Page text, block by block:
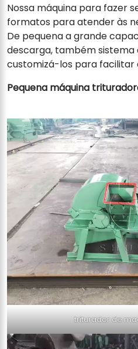
Nossa máquina para fazer
formatos para atender às
De pequena a grande
descarga, também sistema
customizá-los para facilitar
Pequena máquina
triturador de